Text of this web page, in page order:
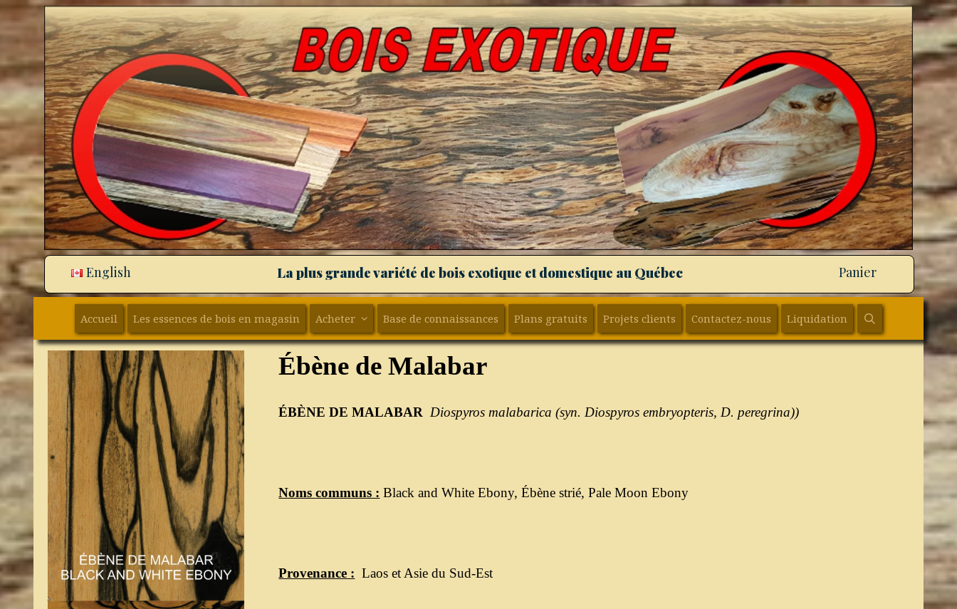
English La plus grande variété de bois exotique et domestique au Québec Panier
Accueil Les essences de bois en magasin Acheter Base de connaissances Plans gratuits Projets clients Contactez-nous Liquidation
SEARCH
Ébène de Malabar
ÉBÈNE DE MALABAR Diospyros malabarica (syn. Diospyros embryopteris, D. peregrina))
Nomscommuns : Black and White Ebony, Ébène strié, Pale Moon Ebony
Provenance : Laos et Asie du Sud-Est